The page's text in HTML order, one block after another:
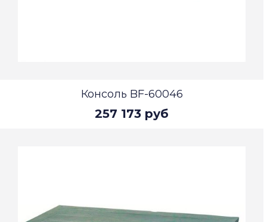
Консоль BF-60046
257 173 руб